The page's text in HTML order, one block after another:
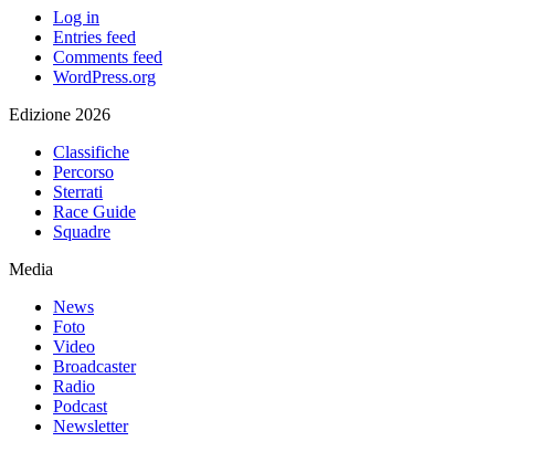
Log in
Entries feed
Comments feed
WordPress.org
Edizione 2026
Classifiche
Percorso
Sterrati
Race Guide
Squadre
Media
News
Foto
Video
Broadcaster
Radio
Podcast
Newsletter